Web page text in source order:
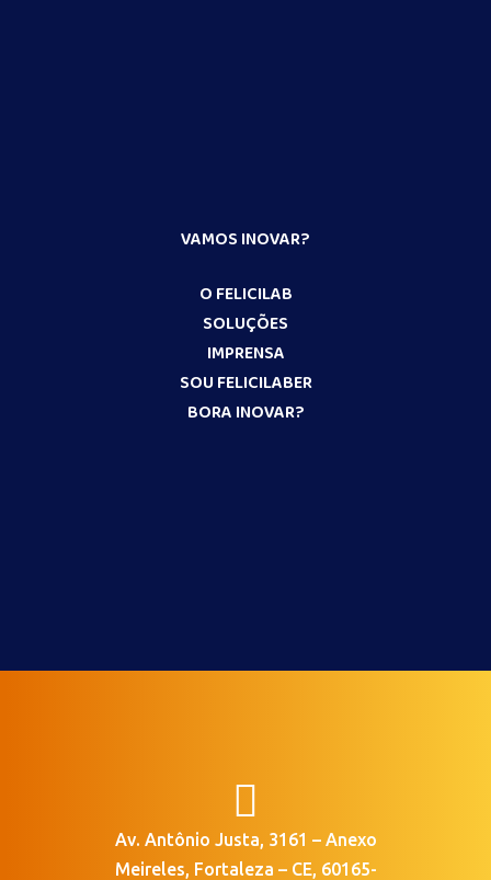
VAMOS INOVAR?
O FELICILAB
SOLUÇÕES
IMPRENSA
SOU FELICILABER
BORA INOVAR?

Av. Antônio Justa, 3161 – Anexo
Meireles, Fortaleza – CE, 60165-